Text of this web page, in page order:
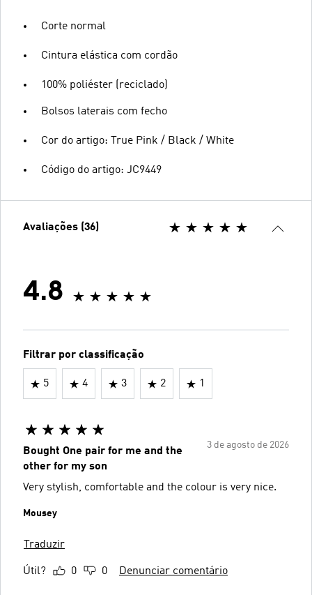
Corte normal
Cintura elástica com cordão
100% poliéster (reciclado)
Bolsos laterais com fecho
Cor do artigo: True Pink / Black / White
Código do artigo: JC9449
Avaliações (36)
4.8
Filtrar por classificação
5 4 3 2 1
3 de agosto de 2026
Bought One pair for me and the
other for my son
Very stylish, comfortable and the colour is very nice.
Mousey
Traduzir
Útil? 0 0 Denunciar comentário